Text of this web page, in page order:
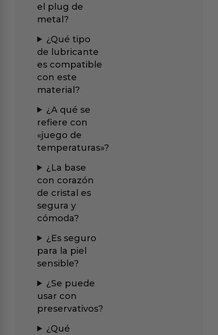
el plug de
metal?
¿Qué tipo
de lubricante
es compatible
con este
material?
¿A qué se
refiere con
«juego de
temperaturas»?
¿La base
con corazón
de cristal es
segura y
cómoda?
¿Es seguro
para la piel
sensible?
¿Se puede
usar con
preservativos?
¿Qué